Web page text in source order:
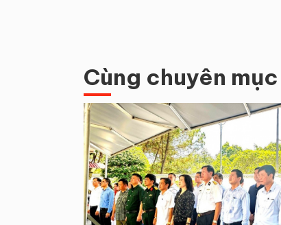
Cùng chuyên mục